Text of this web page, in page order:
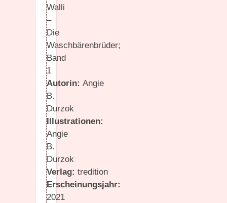
Walli
–
Die
Waschbärenbrüder;
Band
1
Autorin: Angie
B.
Durzok
Illustrationen:
Angie
B.
Durzok
Verlag: tredition
Erscheinungsjahr:
2021